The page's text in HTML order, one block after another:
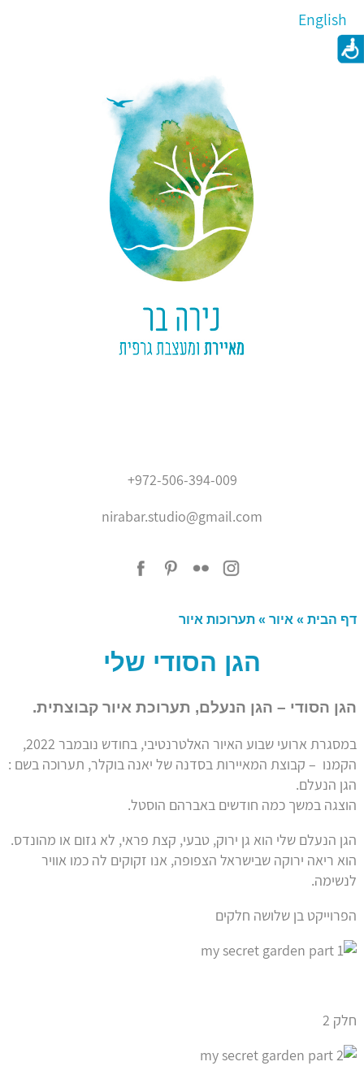
English
אודותיי
נירה בר
איור
צור קשר
'???? ?????'
+972-506-394-009
nirabar.studio@gmail.com
דף הבית » איור » תערוכות איור
הגן הסודי שלי
הגן הסודי – הגן הנעלם, תערוכת איור קבוצתית.
במסגרת ארועי שבוע האיור האלטרנטיבי, בחודש נובמבר 2022,
הקמנו – קבוצת המאיירות בסדנה של יאנה בוקלר, תערוכה בשם :
הגן הנעלם.
הוצגה במשך כמה חודשים באברהם הוסטל.
הגן הנעלם שלי הוא גן ירוק, טבעי, קצת פראי, לא גזום או מהונדס.
הוא ריאה ירוקה שבישראל הצפופה, אנו זקוקים לה כמו אוויר
לנשימה.
הפרוייקט בן שלושה חלקים
חלק 2